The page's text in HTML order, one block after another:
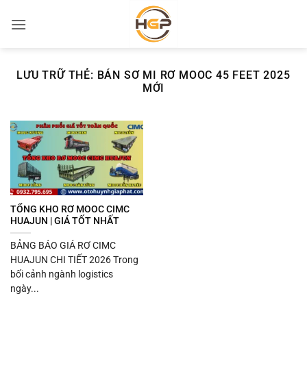
qua
LƯU TRỮ THẺ: BÁN SƠ MI RƠ MOOC 45 FEET 2025
MỚI
TỔNG KHO RƠ MOOC CIMC
HUAJUN | GIÁ TỐT NHẤT
BẢNG BÁO GIÁ RƠ CIMC
HUAJUN CHI TIẾT 2026 Trong
bối cảnh ngành logistics
ngày...